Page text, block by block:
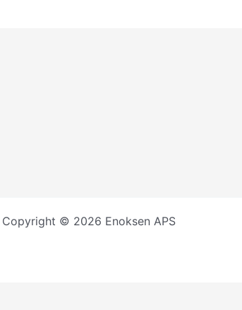
Copyright © 2026 Enoksen APS